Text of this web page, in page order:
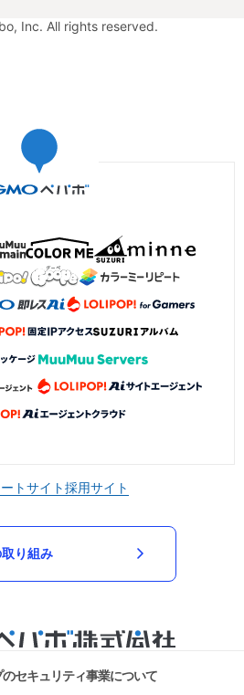
Inc. All rights reserved.
トサイト採用サイト
り組み
セキュリティ事業について